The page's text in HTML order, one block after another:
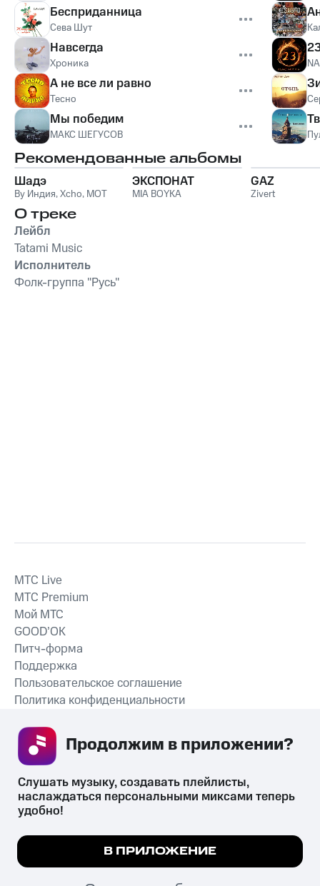
Бесприданница
Сева Шут
Навсегда
Хроника
А не все ли равно
Тесно
Мы победим
МАКС ШЕГУСОВ
Рекомендованные альбомы
Шадэ
By Индия,Xcho, MOT
ЭКСПОНАТ
MIA BOYKA
GAZ
Zivert
О треке
Лейбл
Tatami Music
Исполнитель
Фолк-группа "Русь"
СКАЧАТЬ ПРИЛОЖЕНИЕ
MTС Live
MTС Premium
Мой МТС
GOOD’OK
Питч-форма
Поддержка
Пользовательское соглашение
Политика конфиденциальности
психотропных веществ, их аналогов причиняет вред здоровью,
их незаконный оборот запрещён и влечёт установленную
законодательством ответственность.
© 2026 ООО «КИОН».
Мы используем куки, чтобы на сайте все
Подробнее
Слушать музыку, создавать плейлисты,
наслаждаться персональными миксами теперь
удобно!
В ПРИЛОЖЕНИЕ